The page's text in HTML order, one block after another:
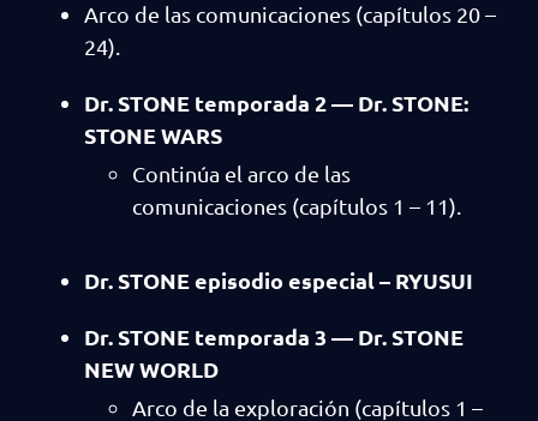
Arco de las comunicaciones (capítulos 20 –
24).
Dr. STONE temporada 2 — Dr. STONE:
STONE WARS
Continúa el arco de las
comunicaciones (capítulos 1 – 11).
Dr. STONE episodio especial – RYUSUI
Dr. STONE temporada 3 — Dr. STONE
NEW WORLD
Arco de la exploración (capítulos 1 –